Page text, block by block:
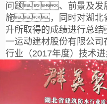
问题、前景及发
施，同时对湖北
升所取得的成绩进行
一运动建材股份有限公司
行业（2017年度）技